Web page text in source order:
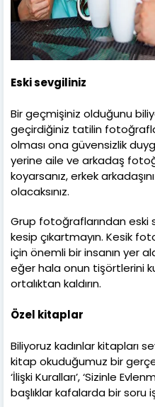
Eski sevgiliniz
Bir geçmişiniz olduğunu
geçirdiğiniz tatilin
olması ona güvensizlik
yerine aile ve arkadaş
koyarsanız, erkek
olacaksınız.
Grup fotoğraflarından eski
kesip çıkartmayın. Kesik
için önemli bir insanın yer
eğer hala onun tişörtlerini
ortalıktan kaldırın.
Özel kitaplar
Biliyoruz kadınlar kitapları
kitap okuduğumuz bir
‘İlişki Kuralları’, ‘Sizinle
başlıklar kafalarda bir soru